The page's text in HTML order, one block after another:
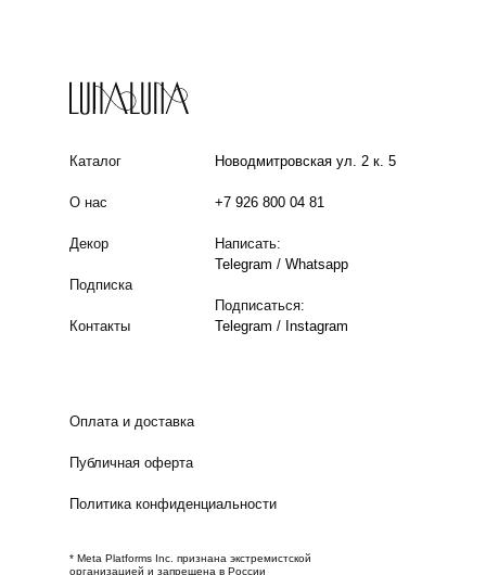
Оплата и доставка
Публичная оферта
Политика конфиденциальности
Каталог
О нас
Декор
Подписка
Контакты
Новодмитровская ул. 2 к. 5
+7 926 800 04 81
Написать:
Telegram / Whatsapp
Подписаться:
Telegram / Instagram
* Meta Platforms Inc. признана экстремистской
организацией и запрещена в России